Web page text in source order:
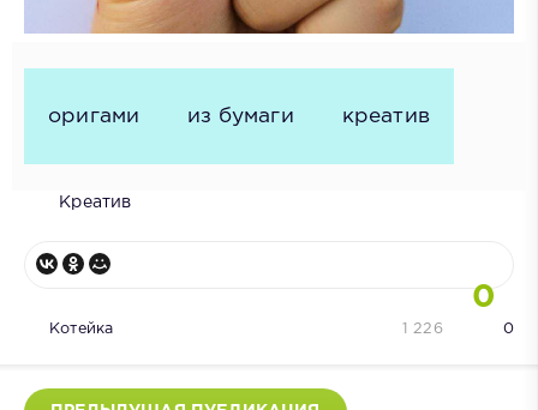
оригами из бумаги креатив
Креатив
0
Котейка 0
1 226